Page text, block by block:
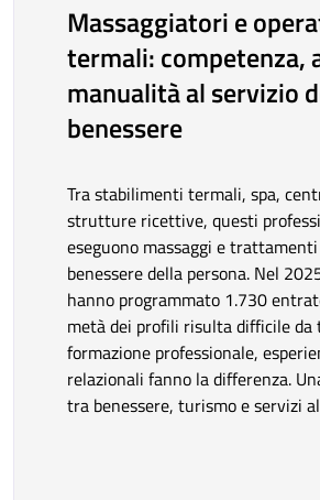
Massaggiatori e
termali: competenza,
manualità al servizio
benessere
Tra stabilimenti termali, spa,
strutture ricettive, questi
eseguono massaggi e
benessere della persona. Nel
hanno programmato 1.730
metà dei profili risulta difficile da
formazione professionale,
relazionali fanno la differenza.
tra benessere, turismo e servizi